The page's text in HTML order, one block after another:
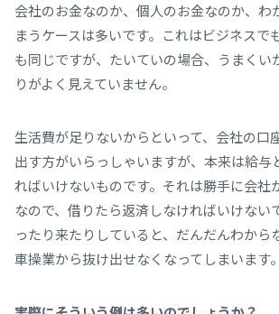
会社のお金なのか、個人のお金なのか、わ
まうケースは多いです。これはビジネスで
も同じですが、たいていの場合、うまくい
りがよく見えていません。
生活費が足りないからといって、会社の口
出す方がいらっしゃいますが、本来は給与
ればいけないものです。それは勝手に会社
なので、借りたら返済しなければいけない
ったり来たりしていると、だんだんわから
車操業から抜け出せなくなってしまいます。